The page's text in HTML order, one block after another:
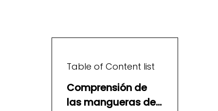
Table of Content list
Comprensión de
las mangueras de